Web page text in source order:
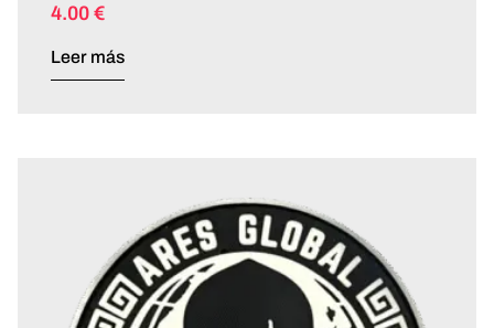
4.00 €
Leer más